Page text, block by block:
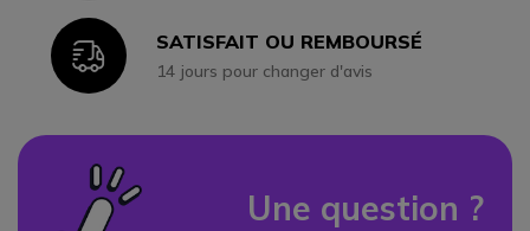
IconSATISFAIT OU REMBOURSÉ
14 jours pour changer d'avis
Une question ?